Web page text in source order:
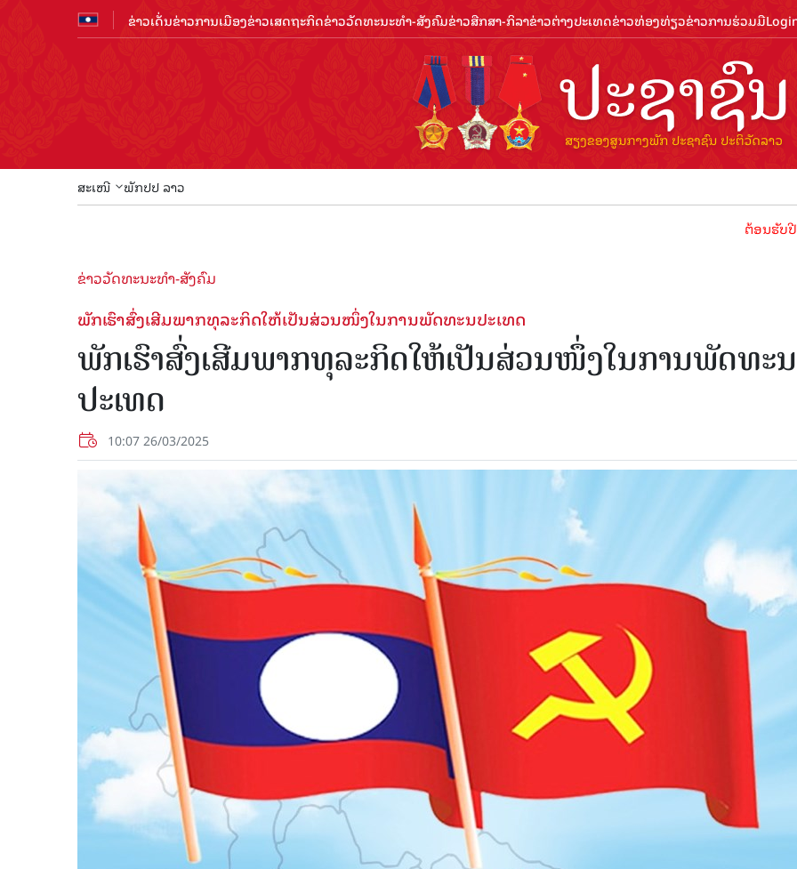
ຂ່າວເດັ່ນຂ່າວການເມືອງຂ່າວເສດຖະກິດຂ່າວວັດທະນະທຳ-ສັງຄົມຂ່າວສືກສາ-ກິລາຂ່າວຕ່າງປະເທດຂ່າວທ່ອງທ່ຽວຂ່າວການຮ່ວມມື
ສະເໜີ ພັກປປ ລາວ
ຕ້ອນຮັບປີທ່ອງທ່
ຂ່າວວັດທະນະທຳ-ສັງຄົມ
ພັກ​ເຮົາສົ່ງ​ເສີມ​ພາກ​ທຸ​ລະ​ກິດໃຫ້​ເປັນສ່ວນໜຶ່ງໃນການພັດທະນປະເທດ
ພັກ​ເຮົາສົ່ງ​ເສີມ​ພາກ​ທຸ​ລະ​ກິດໃຫ້​ເປັນສ່ວນໜຶ່ງໃນການພັດທະນ
ປະເທດ
10:07 26/03/2025